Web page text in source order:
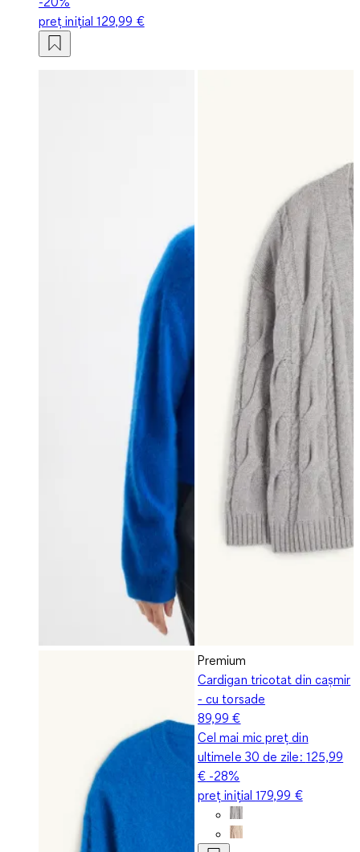
preț inițial129,99 €
Premium
Cardigan tricotat din cașmir
- cu torsade
89,99 €
Cel mai mic preț din
ultimele 30 de zile: 125,99
€ -28%
preț inițial179,99 €